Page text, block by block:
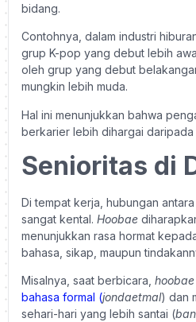
bidang.
Contohnya, dalam industri
grup K-pop yang debut lebih
oleh grup yang debut
mungkin lebih muda.
Hal ini menunjukkan bahwa
berkarier lebih dihargai daripada
Senioritas di
Di tempat kerja, hubungan antara
sangat kental. Hoobae
menunjukkan rasa hormat
bahasa, sikap, maupun
Misalnya, saat berbicara, hoobae
bahasa formal (jondaetmal) dan
sehari-hari yang lebih santai (